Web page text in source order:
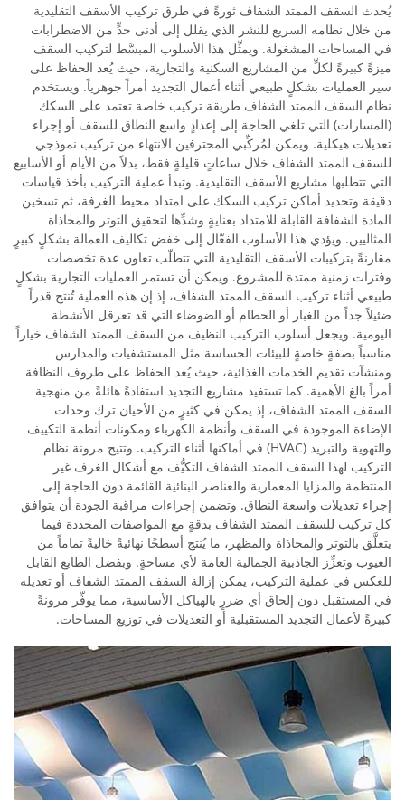
يُحدث السقف الممتد الشفاف ثورةً في طرق تركيب الأسقف التقليدية
من خلال نظامه السريع للنشر الذي يقلل إلى أدنى حدٍّ من الاضطرابات
في المساحات المشغولة. ويمثِّل هذا الأسلوب المبسَّط لتركيب السقف
ميزةً كبيرةً لكلٍّ من المشاريع السكنية والتجارية، حيث يُعد الحفاظ على
سير العمليات بشكلٍ طبيعي أثناء أعمال التجديد أمراً جوهرياً. ويستخدم
نظام السقف الممتد الشفاف طريقة تركيب خاصة تعتمد على السكك
(المسارات) التي تلغي الحاجة إلى إعدادٍ واسع النطاق للسقف أو إجراء
تعديلات هيكلية. ويمكن لمُركِّبي المحترفين الانتهاء من تركيب نموذجي
للسقف الممتد الشفاف خلال ساعاتٍ قليلةٍ فقط، بدلاً من الأيام أو الأسابيع
التي تتطلبها مشاريع الأسقف التقليدية. وتبدأ عملية التركيب بأخذ قياسات
دقيقة وتحديد أماكن تركيب السكك على امتداد محيط الغرفة، ثم تسخين
المادة الشفافة القابلة للامتداد بعنايةٍ وشدِّها لتحقيق التوتر والمحاذاة
المثاليين. ويؤدي هذا الأسلوب الفعّال إلى خفض تكاليف العمالة بشكلٍ كبيرٍ
مقارنةً بتركيبات الأسقف التقليدية التي تتطلّب تعاون عدة تخصصات
وفترات زمنية ممتدة للمشروع. ويمكن أن تستمر العمليات التجارية بشكلٍ
طبيعي أثناء تركيب السقف الممتد الشفاف، إذ إن هذه العملية تُنتج قدراً
ضئيلاً جداً من الغبار أو الحطام أو الضوضاء التي قد تعرقل الأنشطة
اليومية. ويجعل أسلوب التركيب النظيف من السقف الممتد الشفاف خياراً
مناسباً بصفةٍ خاصةٍ للبيئات الحساسة مثل المستشفيات والمدارس
ومنشآت تقديم الخدمات الغذائية، حيث يُعد الحفاظ على ظروف النظافة
أمراً بالغ الأهمية. كما تستفيد مشاريع التجديد استفادةً هائلةً من منهجية
السقف الممتد الشفاف، إذ يمكن في كثيرٍ من الأحيان ترك وحدات
الإضاءة الموجودة في السقف وأنظمة الكهرباء ومكونات أنظمة التكييف
والتهوية والتبريد (HVAC) في أماكنها أثناء التركيب. وتتيح مرونة نظام
التركيب لهذا السقف الممتد الشفاف التكيُّف مع أشكال الغرف غير
المنتظمة والمزايا المعمارية والعناصر البنائية القائمة دون الحاجة إلى
إجراء تعديلات واسعة النطاق. وتضمن إجراءات مراقبة الجودة أن يتوافق
كل تركيب للسقف الممتد الشفاف بدقةٍ مع المواصفات المحددة فيما
يتعلَّق بالتوتر والمحاذاة والمظهر، ما يُنتج أسطحًا نهائيةً خاليةً تماماً من
العيوب وتعزِّز الجاذبية الجمالية العامة لأي مساحةٍ. وبفضل الطابع القابل
للعكس في عملية التركيب، يمكن إزالة السقف الممتد الشفاف أو تعديله
في المستقبل دون إلحاق أي ضررٍ بالهياكل الأساسية، مما يوفِّر مرونةً
كبيرةً لأعمال التجديد المستقبلية أو التعديلات في توزيع المساحات.